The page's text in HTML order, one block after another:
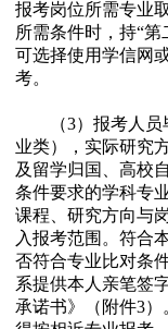
报考岗位所需专业
所需条件时，持“第
可选择使用学信网
考。
（3）报考人员
业类），实际研究
及留学归国、高校
条件要求的学科专
课程、研究方向与
入报考范围。符合
否符合专业比对条
系提供本人亲笔签
承诺书》（附件3